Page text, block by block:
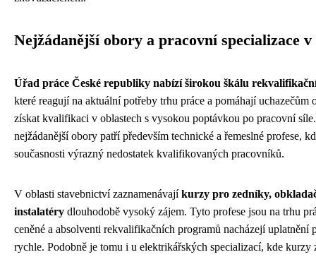
Nejžádanější obory a pracovní specializace
Úřad práce České republiky nabízí širokou škálu
které reagují na aktuální potřeby trhu práce a pomáhají uchazečům
získat kvalifikaci v oblastech s vysokou poptávkou po pracovní
nejžádanější obory patří především technické a řemeslné profese,
současnosti výrazný nedostatek kvalifikovaných pracovníků.
V oblasti stavebnictví zaznamenávajíkurzy pro zedníky,
instalatéry dlouhodobě vysoký zájem. Tyto profese jsou na trhu
ceněné a absolventi rekvalifikačních programů nacházejí uplatnění
rychle. Podobně je tomu i u elektrikářských specializací, kde kurzy